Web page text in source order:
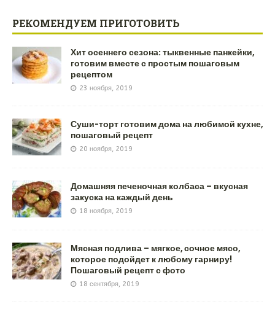
РЕКОМЕНДУЕМ ПРИГОТОВИТЬ
Хит осеннего сезона: тыквенные панкейки,
готовим вместе с простым пошаговым
рецептом
23 ноября, 2019
Суши-торт готовим дома на любимой кухне,
пошаговый рецепт
20 ноября, 2019
Домашняя печеночная колбаса – вкусная
закуска на каждый день
18 ноября, 2019
Мясная подлива – мягкое, сочное мясо,
которое подойдет к любому гарниру!
Пошаговый рецепт с фото
18 сентября, 2019